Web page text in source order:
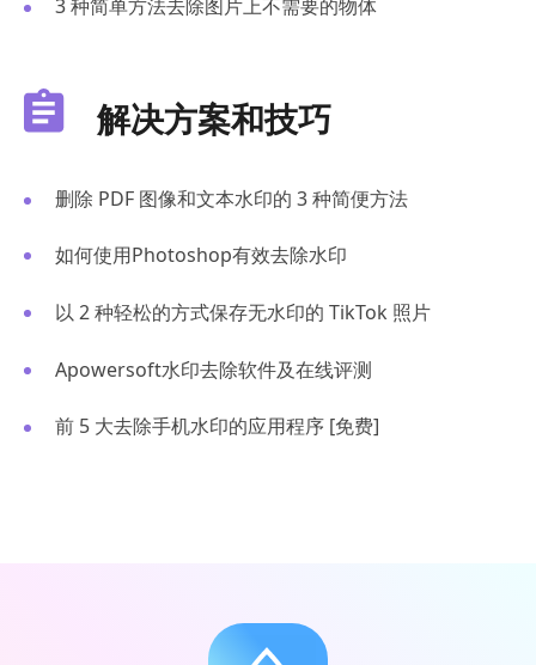
3 种简单方法去除图片上不需要的物体
解决方案和技巧
删除 PDF 图像和文本水印的 3 种简便方法
如何使用Photoshop有效去除水印
以 2 种轻松的方式保存无水印的 TikTok 照片
Apowersoft水印去除软件及在线评测
前 5 大去除手机水印的应用程序 [免费]